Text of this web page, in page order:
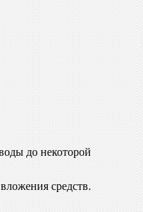
до некоторой
средств.